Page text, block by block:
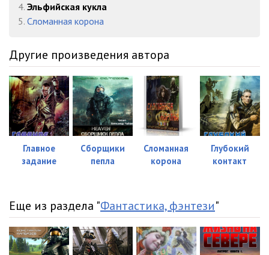
4. Эльфийская кукла
5. Сломанная корона
Другие произведения автора
Главное
задание
Сборщики
пепла
Сломанная
корона
Глубокий
контакт
Еще из раздела "Фантастика, фэнтези"